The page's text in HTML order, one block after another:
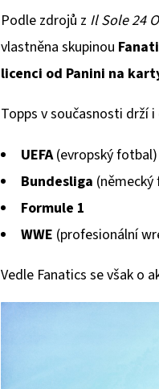
Podle zdrojů z Il Sole 24
vlastněna skupinou
licenci od Panini na
Topps v současnosti drží
UEFA(evropský fotbal)
Bundesliga
Formule 1
WWE (profesionální
Vedle Fanatics se však o